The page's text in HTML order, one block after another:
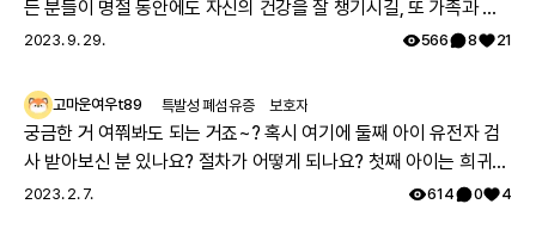
든 분들이 명절 동안에도 자신의 건강을 잘 챙기시길, 또 가족과 함
께 따뜻하고 행복한 시간 보내시길 레어노트팀이 기원하겠습니다!
2023. 9. 29. 566 8 21
고마운여우t89 특발성 폐섬유증 보호자
궁금한 거 여쭤봐도 되는 거죠~? 혹시 여기에 둘째 아이 유전자 검
사 받아보신 분 있나요? 절차가 어떻게 되나요? 첫째 아이는 희귀질
환 진단받았고, 당시에 애기 아빠랑 저랑 유전자 검사했는데 돌연변
2023. 2. 7. 614 0 4